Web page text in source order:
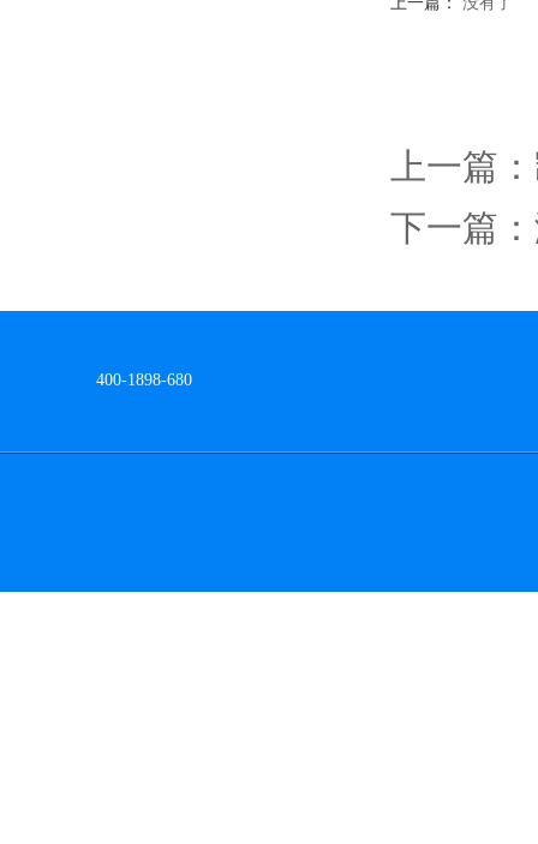
上一篇：
下一篇：
400-1898-680